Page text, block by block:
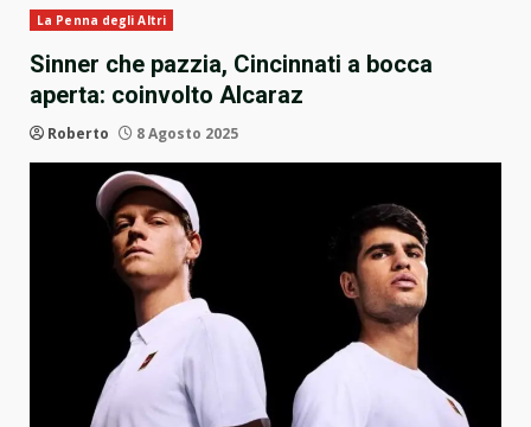
La Penna degli Altri
Sinner che pazzia, Cincinnati a bocca
aperta: coinvolto Alcaraz
Roberto 8 Agosto 2025